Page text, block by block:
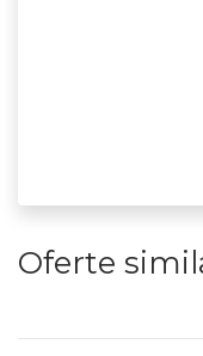
Oferte